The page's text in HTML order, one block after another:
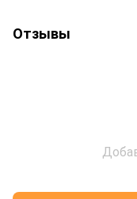
Отзывы